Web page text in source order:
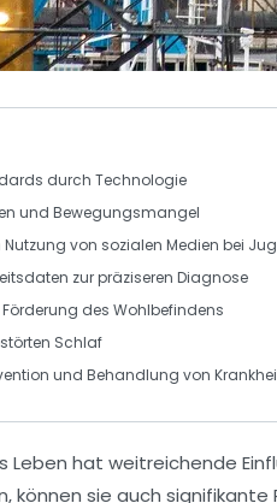
durch Technologie
und Bewegungsmangel
von sozialen Medien bei
zur präziseren Diagnose
Förderung des Wohlbefindens
Schlaf
und Behandlung von
Leben hat weitreichende
können sie auch signifikante